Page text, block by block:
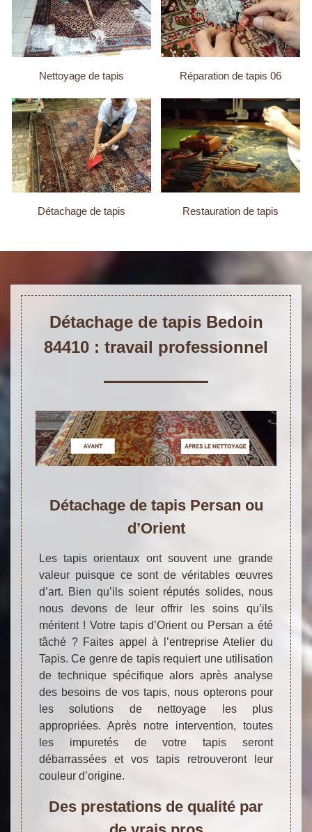
Nettoyage de tapis Réparation de tapis 06
Détachage de tapis Restauration de tapis
Détachage de tapis Bedoin
84410 : travail professionnel
Détachage de tapis Persan ou
d’Orient
Les tapis orientaux ont souvent une grande
valeur puisque ce sont de véritables œuvres
d’art. Bien qu’ils soient réputés solides, nous
nous devons de leur offrir les soins qu’ils
méritent ! Votre tapis d’Orient ou Persan a été
tâché ? Faites appel à l’entreprise Atelier du
Tapis. Ce genre de tapis requiert une utilisation
de technique spécifique alors après analyse
des besoins de vos tapis, nous opterons pour
les solutions de nettoyage les plus
appropriées. Après notre intervention, toutes
les impuretés de votre tapis seront
débarrassées et vos tapis retrouveront leur
couleur d’origine.
Des prestations de qualité par